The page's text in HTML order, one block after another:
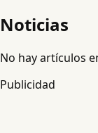
Noticias
No hay artículos
Publicidad